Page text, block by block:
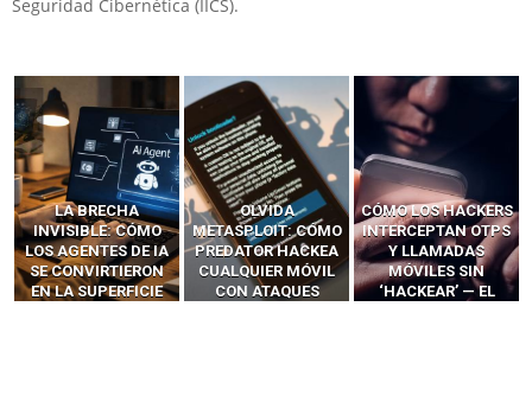
Seguridad Cibernética (IICS).
LA BRECHA
INVISIBLE: CÓMO
LOS AGENTES DE IA
SE CONVIRTIERON
EN LA SUPERFICIE
OLVIDA
METASPLOIT: CÓMO
PREDATOR HACKEA
CUALQUIER MÓVIL
CON ATAQUES
CÓMO LOS HACKERS
INTERCEPTAN OTPS
Y LLAMADAS
MÓVILES SIN
‘HACKEAR’ — EL